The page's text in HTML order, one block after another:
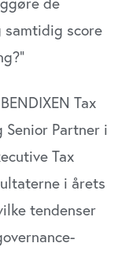
score
Tax
Senior Partner i
Tax
i årets
tendenser